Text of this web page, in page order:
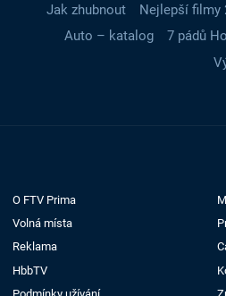
Jak zhubnout Nejlepší filmy
Auto – katalog
7 pádů
O FTV Prima
Volná místa
Reklama
HbbTV